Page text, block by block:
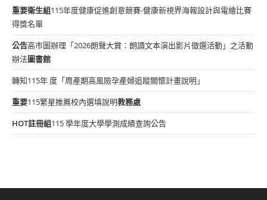
重要衛生組115年度健康促進創意競賽-健康新視界海報設計與電繪比賽
得獎名單
公告高市圖辦理「2026朗聲大賞：朗讀文本演出影片徵選活動」之活動
辦法圖書館
轉知115年 度「周產期高風險孕產婦追蹤關懷計畫說明」
重要115繁星推薦校內選填說明教務處
HOT註冊組115 學年度大學學測成績查詢公告